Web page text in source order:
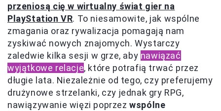
przeniosą cię w wirtualny świat gier na
PlayStation VR. To niesamowite, jak wspólne
zmagania oraz rywalizacja pomagają nam
zyskiwać nowych znajomych. Wystarczy
zaledwie kilka sesji w grze, aby nawiązać
wyjątkowe relacje, które potrafią trwać przez
długie lata. Niezależnie od tego, czy preferujemy
drużynowe strzelanki, czy jednak gry RPG,
nawiązywanie więzi poprzezwspólne